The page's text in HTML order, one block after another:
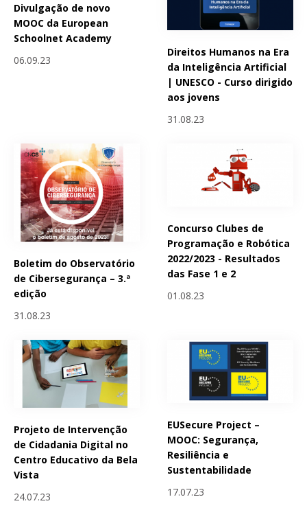
Divulgação de novo
MOOC da European
Schoolnet Academy
06.09.23
Direitos Humanos na Era
da Inteligência Artificial
| UNESCO - Curso dirigido
aos jovens
31.08.23
Boletim do Observatório
de Cibersegurança – 3.ª
edição
31.08.23
Concurso Clubes de
Programação e Robótica
2022/2023 - Resultados
das Fase 1 e 2
01.08.23
Projeto de Intervenção
de Cidadania Digital no
Centro Educativo da Bela
Vista
24.07.23
EUSecure Project –
MOOC: Segurança,
Resiliência e
Sustentabilidade
17.07.23